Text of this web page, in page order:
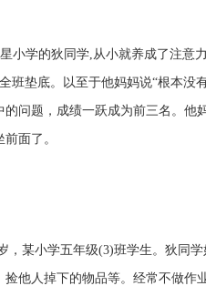
小学的狄同学,从小就养成了注意
班垫底。以至于他妈妈说“根本没
的问题，成绩一跃成为前三名。
面了。
，某小学五年级(3)班学生。狄同学
捡他人掉下的物品等。经常不做